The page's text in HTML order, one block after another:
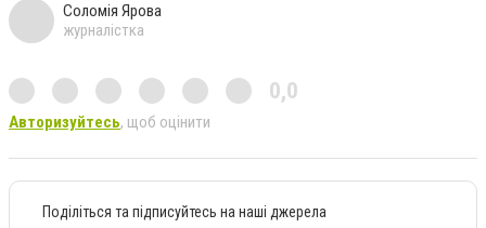
Соломія Ярова
журналістка
0,0
Авторизуйтесь, щоб оцінити
Поділіться та підписуйтесь на наші джерела